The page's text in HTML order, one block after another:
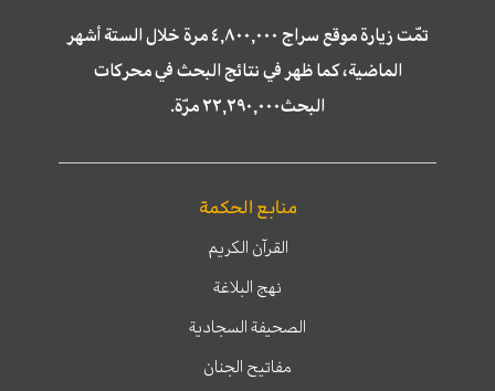
تمّت زيارة موقع سراج ٤,٨٠٠,٠٠٠ مرة خلال الستة أشهر
الماضية، كما ظهر في نتائج البحث في محركات
البحث٢٢,٢٩٠,٠٠٠ مرّة.
منابع الحكمة
القرآن الكريم
نهج البلاغة
الصحيفة السجادية
مفاتيح الجنان